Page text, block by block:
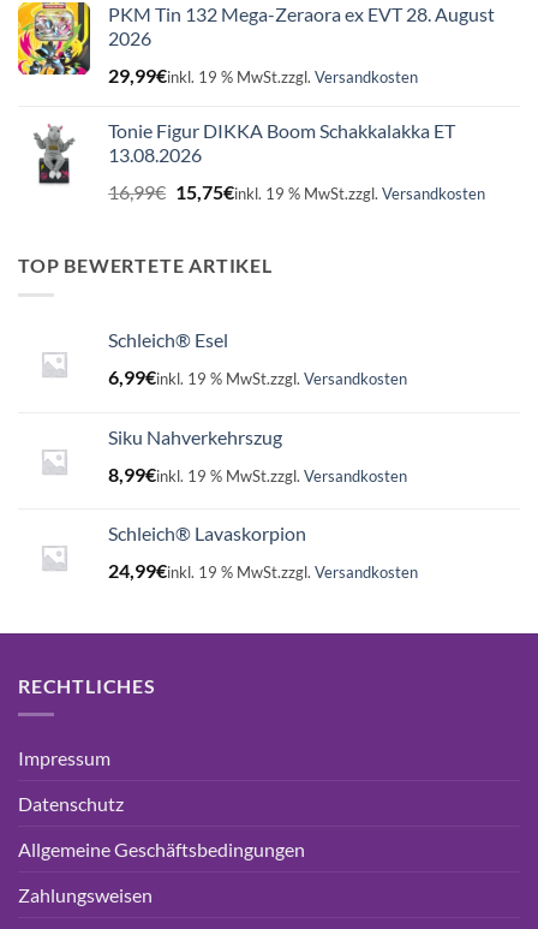
PKM Tin 132 Mega-Zeraora ex EVT 28. August
2026
29,99€inkl. 19 % MwSt.zzgl. Versandkosten
Tonie Figur DIKKA Boom Schakkalakka ET
13.08.2026
16,99€ Ursprünglicher
Preis
16,99€
15,75€Aktueller
15,75€.
inkl. 19 % MwSt.zzgl. Versandkosten
TOP BEWERTETE ARTIKEL
Schleich® Esel
6,99€inkl. 19 % MwSt.zzgl. Versandkosten
Siku Nahverkehrszug
8,99€inkl. 19 % MwSt.zzgl. Versandkosten
Schleich® Lavaskorpion
24,99€inkl. 19 % MwSt.zzgl. Versandkosten
RECHTLICHES
Impressum
Datenschutz
Allgemeine Geschäftsbedingungen
Zahlungsweisen